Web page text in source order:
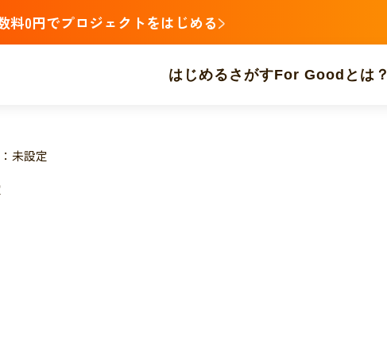
料0円でプロジェクトをはじめる
はじめる さがすFor Goodとは？
が多い
未設定